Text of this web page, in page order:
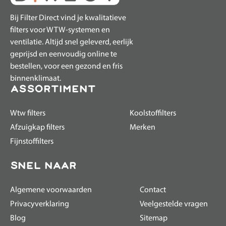
Bij Filter Direct vind je kwalitatieve
filters voor WTW-systemen en
ventilatie. Altijd snel geleverd, eerlijk
geprijsd en eenvoudig online te
bestellen, voor een gezond en fris
binnenklimaat.
assortiment
Wtw filters
Afzuigkap filters
Fijnstoffilters
Koolstoffilters
Merken
Snel naar
Algemene voorwaarden
Privacyverklaring
Blog
Contact
Veelgestelde vragen
Sitemap